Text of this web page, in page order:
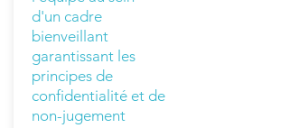
d'un cadre
bienveillant
garantissant les
principes de
confidentialité et de
non-jugement